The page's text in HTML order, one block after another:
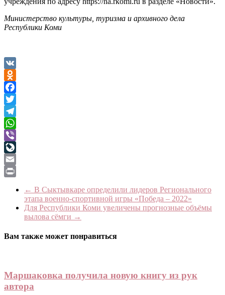
Министерство культуры, туризма и архивного дела
Республики Коми
VK
Odnoklassniki
Facebook
Twitter
Telegram
WhatsApp
Viber
LiveJournal
Email
← В Сыктывкаре определили лидеров Регионального
этапа военно-спортивной игры «Победа – 2022»
Для Республики Коми увеличены прогнозные объёмы
вылова сёмги →
Вам также может понравиться
Маршаковка получила новую книгу из рук
автора